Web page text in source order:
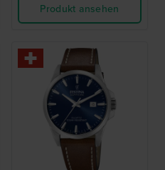
Produkt ansehen